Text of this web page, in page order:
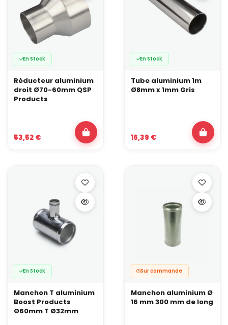
En Stock
Réducteur aluminium
droit Ø70-60mm QSP
Products
53,52 €
En Stock
Tube aluminium 1m
Ø8mm x 1mm Gris
16,39 €
En Stock
Manchon T aluminium
Boost Products
Ø60mm T Ø32mm
Sur commande
Manchon aluminium Ø
16 mm 300 mm de long